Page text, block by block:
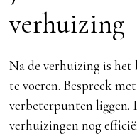
verhuizing
Na de verhuizing is
te voeren. Bespreek
verbeterpunten
verhuizingen nog